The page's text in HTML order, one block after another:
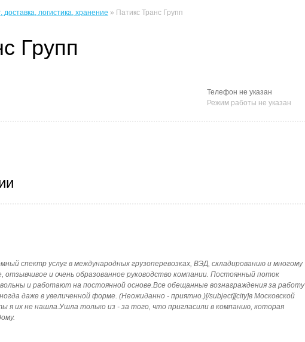
доставка, логистика, хранение » Патикс Транс Групп
Групп
Телефон не указан
Режим работы не указан
спектр услуг в международных грузоперевозках, ВЭД, складированию и многому
отзывчивое и очень образованное руководство компании. Постоянный поток
и работают на постоянной основе.Все обещанные вознаграждения за работу
даже в увеличенной форме. (Неожиданно - приятно.)[/subject][city]в Московской
я их не нашла.Ушла только из - за того, что пригласили в компанию, которая